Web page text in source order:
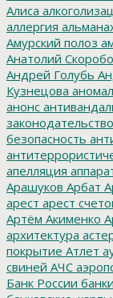
Алиса
аллергия
Амурский полоз
Анатолий
Андрей Голубь
Кузнецова
анонс
законодательство
безопасность
апелляция
Арашуков Арбат
арест арест
Артём Акименко
архитектура
покрытие Атлет
свиней АЧС
Банк России банки